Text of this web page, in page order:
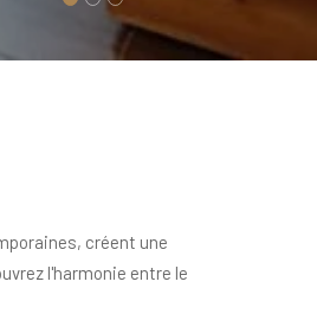
créent une
l'harmonie entre le